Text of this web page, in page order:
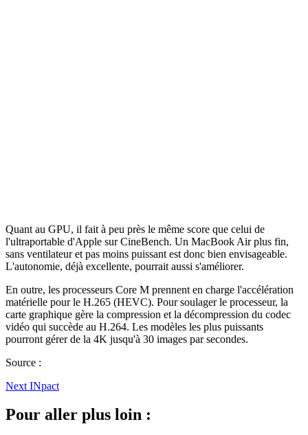
Quant au GPU, il fait à peu près le même score que celui de
l'ultraportable d'Apple sur CineBench. Un MacBook Air plus fin,
sans ventilateur et pas moins puissant est donc bien envisageable.
L'autonomie, déjà excellente, pourrait aussi s'améliorer.
En outre, les processeurs Core M prennent en charge l'accélération
matérielle pour le H.265 (HEVC). Pour soulager le processeur, la
carte graphique gère la compression et la décompression du codec
vidéo qui succède au H.264. Les modèles les plus puissants
pourront gérer de la 4K jusqu'à 30 images par secondes.
Source :
Next INpact
Pour aller plus loin :